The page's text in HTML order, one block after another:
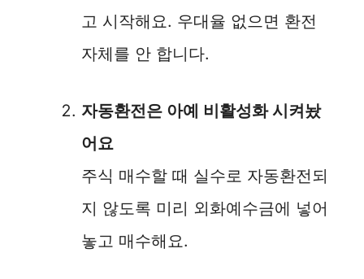
고 시작해요. 우대율 없으면 환전
자체를 안 합니다.
자동환전은 아예 비활성화 시켜놨
어요
주식 매수할 때 실수로 자동환전되
지 않도록 미리 외화예수금에 넣어
놓고 매수해요.